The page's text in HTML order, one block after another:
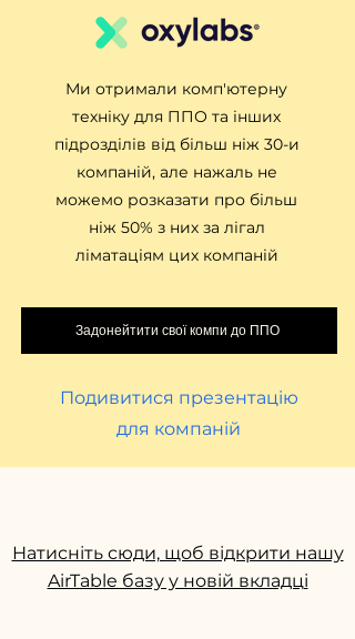
Ми отримали комп'ютерну
техніку для ППО та інших
підрозділів від більш ніж 30-и
компаній, але нажаль не
можемо розказати про більш
ніж 50% з них за лігал
ліматаціям цих компаній
Задонейтити свої компи до ППО
Подивитися презентацію
для компаній
Натисніть сюди, щоб відкрити нашу
AirTable базу у новій вкладці